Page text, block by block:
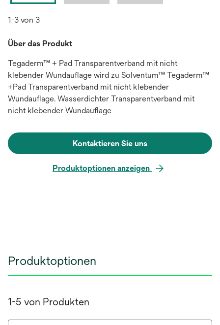
1-3 von 3
Über das Produkt
Tegaderm™ + Pad Transparentverband mit nicht
klebender Wundauflage wird zu Solventum™ Tegaderm™
+Pad Transparentverband mit nicht klebender
Wundauflage. Wasserdichter Transparentverband mit
nicht klebender Wundauflage
Kontaktieren Sie uns
Produktoptionen anzeigen
Produktoptionen
1-5 von Produkten